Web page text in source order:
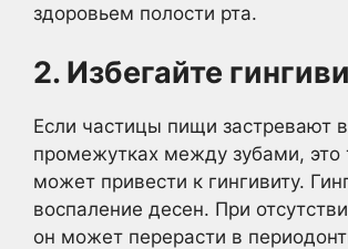
здоровьем полости рта.
2. Избегайте
Если частицы пищи застревают в
промежутках между зубами, это
может привести к гингивиту.
воспаление десен. При
он может перерасти в